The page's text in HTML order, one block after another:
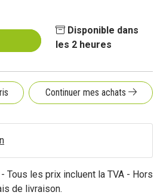
Disponible dans
les 2 heures
Continuer mes achats
Tous les prix incluent la TVA - Hors
de livraison.